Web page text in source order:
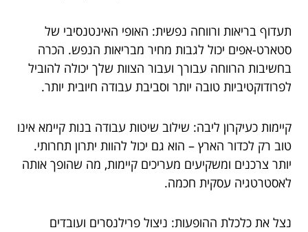
תעדוף בריאות ורווחה נפשית: האופי האינטנסיבי של
סטארט-אפים יכול לגבות מחיר מבריאות הנפש. הכרה
בחשיבות הרווחה עבורך ועבור הצוות שלך יכולה להוביל
לפרודוקטיביות טובה יותר וסביבת עבודה חיובית יותר.
קיימות כעיקרון ליבה: שילוב שיטות עבודה בנות קיימא אינו
טוב רק לכדור הארץ – הוא גם יכול להוות יתרון תחרותי.
יותר צרכנים ומשקיעים מעריכים קיימות, מה שהופך אותה
לאסטרטגיה עסקית חכמה.
נצל את כלכלת ההופעות: ניצול פרילנסרים ועובדים